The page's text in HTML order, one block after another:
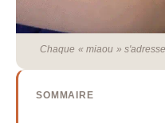
Chaque « miaou »
SOMMAIRE